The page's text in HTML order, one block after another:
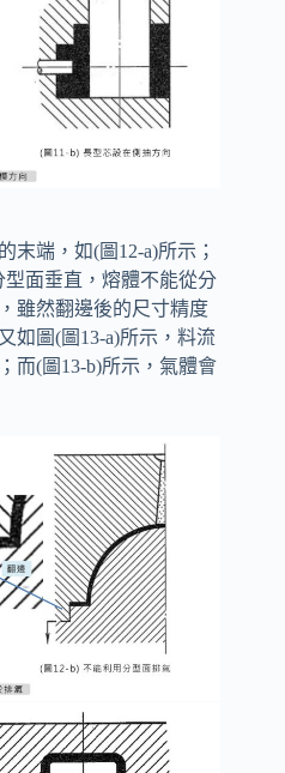
末端，如(圖12-a)所示；
型面垂直，熔體不能從分
雖然翻邊後的尺寸精度
如圖(圖13-a)所示，料流
而(圖13-b)所示，氣體會